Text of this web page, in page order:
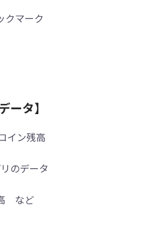
クマーク
タ】
イン残高
のデータ
など